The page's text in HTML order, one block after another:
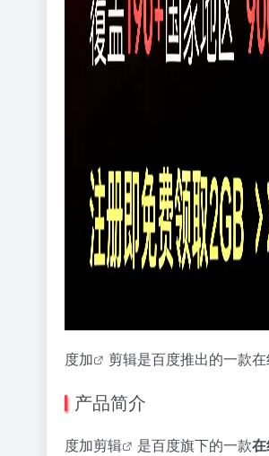
度加 剪辑是百度推出的一款
产品简介
度加剪辑 是百度旗下的一款